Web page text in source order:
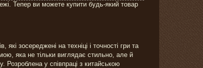
Тепер ви можете купити будь-який товар
зосереджені на техніці і точності гри та
яка не тільки виглядає стильно, але й
Розроблена у співпраці з китайською